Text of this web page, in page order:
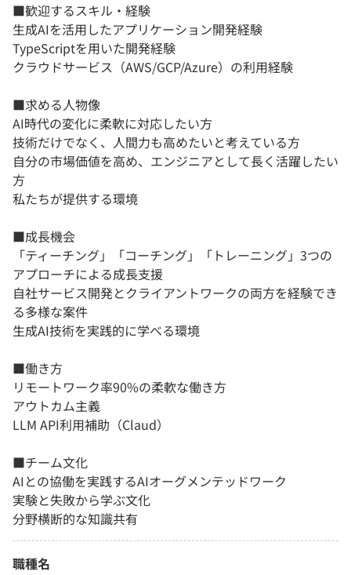
■歓迎するスキル・経験
生成AIを活用したアプリケーション開発経験
TypeScriptを用いた開発経験
クラウドサービス（AWS/GCP/Azure）の利用経験
■求める人物像
AI時代の変化に柔軟に対応したい方
技術だけでなく、人間力も高めたいと考えている方
自分の市場価値を高め、エンジニアとして長く活躍したい
方
私たちが提供する環境
■成長機会
「ティーチング」「コーチング」「トレーニング」3つの
アプローチによる成長支援
自社サービス開発とクライアントワークの両方を経験でき
る多様な案件
生成AI技術を実践的に学べる環境
■働き方
リモートワーク率90%の柔軟な働き方
アウトカム主義
LLM API利用補助（Claud）
■チーム文化
AIとの協働を実践するAIオーグメンテッドワーク
実験と失敗から学ぶ文化
分野横断的な知識共有
職種名